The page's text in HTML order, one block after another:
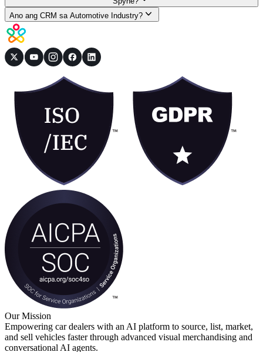
Ano ang CRM sa Automotive Industry?
Our Mission
Empowering car dealers with an AI platform to source, list, market,
and sell vehicles faster through advanced visual merchandising and
conversational AI agents.